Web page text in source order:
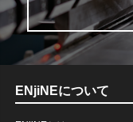
ENjiNEについて